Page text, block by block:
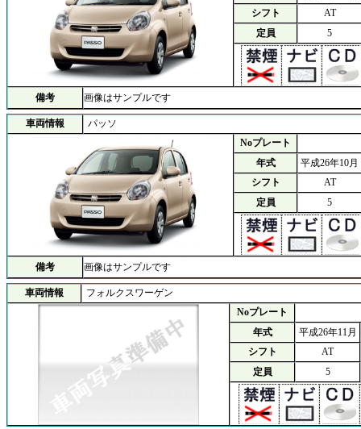
シフト
AT
定員
5
備考 画像はサンプルです
車両情報
パッソ
Noプレート
年式
平成26年10月
シフト
AT
定員
5
備考 画像はサンプルです
車両情報
フォルクスワーゲン
Noプレート
年式
平成26年11月
シフト
AT
定員
5